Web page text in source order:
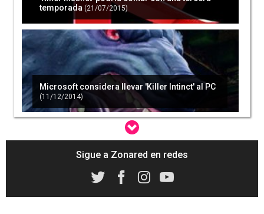
temporada (21/07/2015)
Microsoft considera llevar 'Killer Intinct' al PC
(11/12/2014)
'Killer Instinct' recibirá a Aganos como nuevo
luchador el día 27 de febrero
Sigue a Zonared en redes